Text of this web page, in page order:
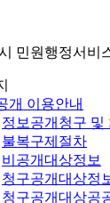
민원행정서비
개 이용안내
정보공개청구 및
불복구제절차
비공개대상정보
청구공개대상정
청구공개대상공